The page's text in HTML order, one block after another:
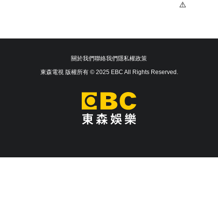
關於我們聯絡我們隱私權政策
東森電視 版權所有 © 2025 EBC All Rights Reserved.